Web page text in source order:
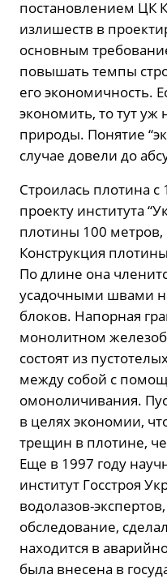
постановлением ЦК
излишеств в
основным
повышать темпы
его экономичность.
экономить, то тут уж
природы. Понятие
случае довели до
Строилась плотина с
проекту института
плотины 100 метров,
Конструкция
По длине она
усадочными швами
блоков. Напорная
монолитном
состоят из
между собой с
омоноличивания.
в целях экономии,
трещин в плотине,
Еще в 1997 году
институт Госстроя
водолазов-
обследование,
находится в
была внесена в